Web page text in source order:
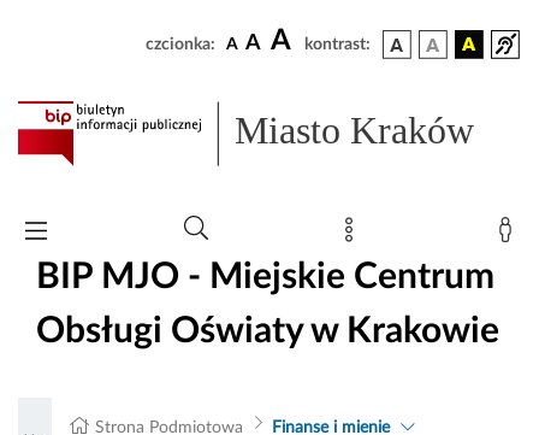
czcionka: A A A kontrast:
Miasto Kraków
BIP MJO - Miejskie Centrum
Obsługi Oświaty w Krakowie
Strona Podmiotowa Finanse i mienie